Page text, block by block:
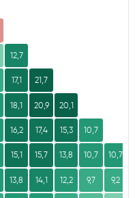
12,7
17,1 21,7
18,1 20,9 20,1
16,2 17,4 15,3 10,7
15,1 15,7 13,8 10,7 10,7
13,8 14,1 12,2 9,7 9,2